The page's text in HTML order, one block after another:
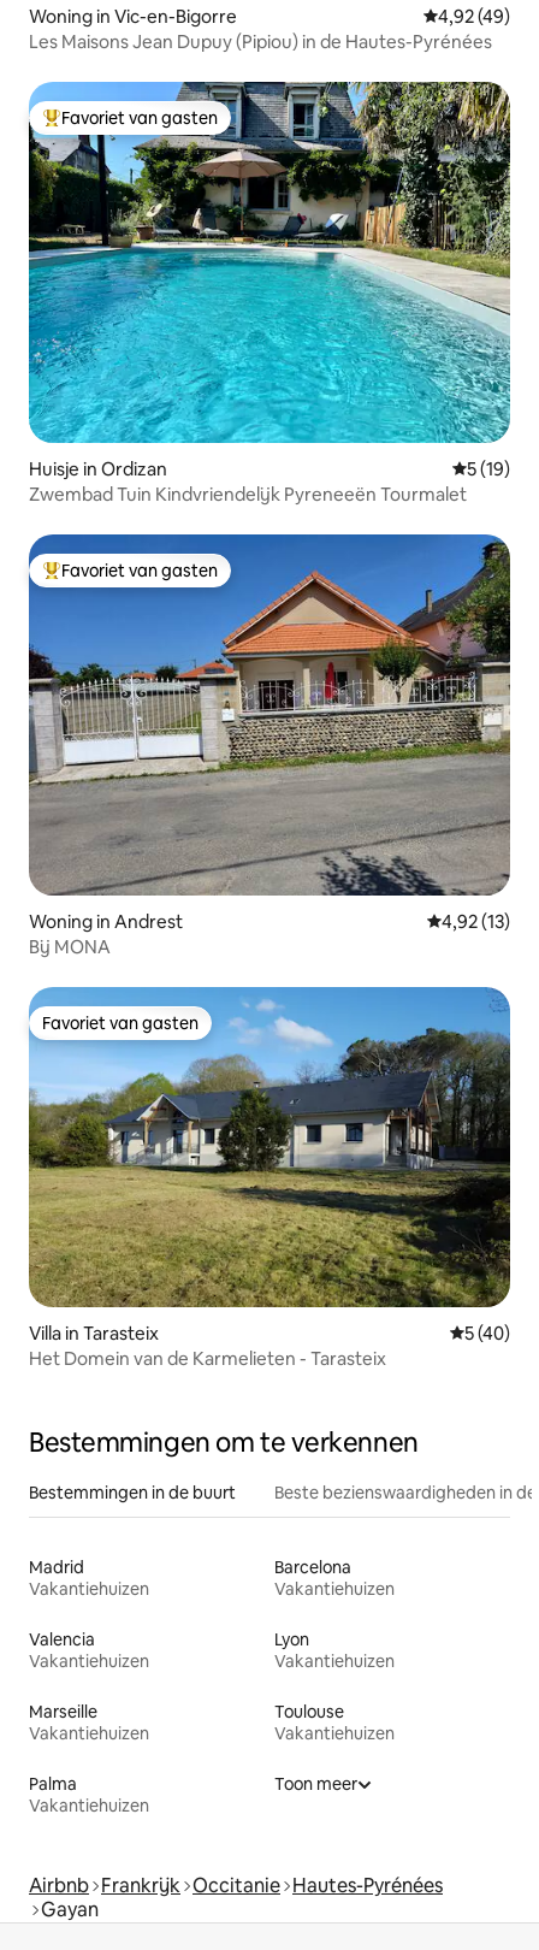
Woning in Vic-en-Bigorre Gemiddelde
4,92 (49)
Les Maisons Jean Dupuy (Pipiou) in de Hautes-Pyrénées
Topfavoriet van gasten
Favoriet van gasten
Huisje in Ordizan
5 (19)
Zwembad Tuin Kindvriendelijk Pyreneeën Tourmalet
Topfavoriet van gasten
Favoriet van gasten
Woning in Andrest Gemiddelde
4,92 (13)
Bij MONA
Favoriet van gasten
Favoriet van gasten
Villa in Tarasteix
5 (40)
Het Domein van de Karmelieten - Tarasteix
Bestemmingen om te verkennen
Bestemmingen in de buurt Beste bezienswaardigheden in
Madrid
Vakantiehuizen
Barcelona
Vakantiehuizen
Valencia
Vakantiehuizen
Lyon
Vakantiehuizen
Marseille
Vakantiehuizen
Toulouse
Vakantiehuizen
Palma
Vakantiehuizen
Toon meer
Airbnb Frankrijk Occitanie Hautes-Pyrénées
Gayan